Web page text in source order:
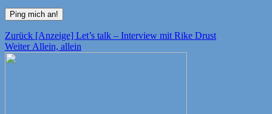
Beitragsnavigation
Zurück Vorheriger
Beitrag:
[Anzeige] Let’s talk – Interview mit Rike Drust
Weiter Nächster
Allein, allein